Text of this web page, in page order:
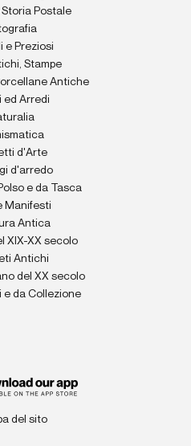
Storia Postale
e Preziosi
Stampe
Antiche
ed Arredi
d'Arte
d'arredo
e da Tasca
Manifesti
Antica
XIX-XX secolo
Antichi
del XX secolo
e da Collezione
del sito